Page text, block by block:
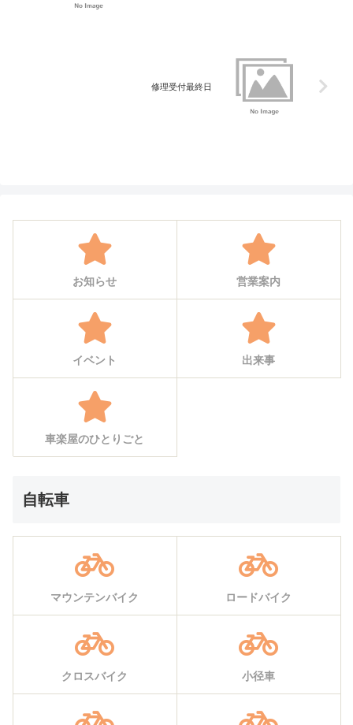
修理受付最終日
お知らせ 営業案内
イベント 出来事
車楽屋のひとりごと
自転車
マウンテンバイク ロードバイク
クロスバイク 小径車